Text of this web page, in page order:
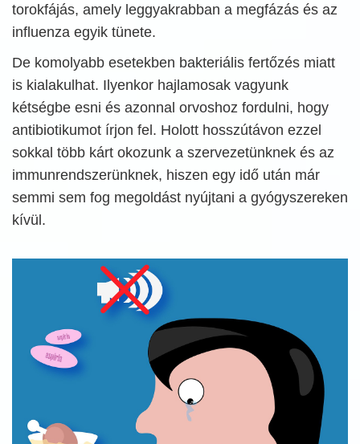
torokfájás, amely leggyakrabban a megfázás és az
influenza egyik tünete.
De komolyabb esetekben bakteriális fertőzés miatt
is kialakulhat. Ilyenkor hajlamosak vagyunk
kétségbe esni és azonnal orvoshoz fordulni, hogy
antibiotikumot írjon fel. Holott hosszútávon ezzel
sokkal több kárt okozunk a szervezetünknek és az
immunrendszerünknek, hiszen egy idő után már
semmi sem fog megoldást nyújtani a gyógyszereken
kívül.